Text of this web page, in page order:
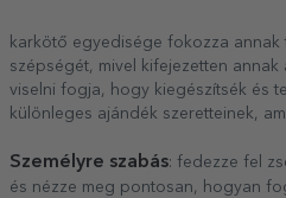
karkötő egyedisége fokozza annak
szépségét, mivel kifejezetten annak
viselni fogja, hogy kiegészítsék és
különleges ajándék szeretteinek,
Személyre szabás: fedezze fel
és nézze meg pontosan, hogyan